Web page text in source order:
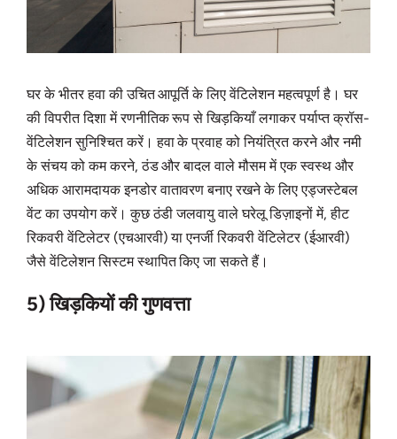
घर के भीतर हवा की उचित आपूर्ति के लिए वेंटिलेशन महत्वपूर्ण है। घर
की विपरीत दिशा में रणनीतिक रूप से खिड़कियाँ लगाकर पर्याप्त क्रॉस-
वेंटिलेशन सुनिश्चित करें। हवा के प्रवाह को नियंत्रित करने और नमी
के संचय को कम करने, ठंड और बादल वाले मौसम में एक स्वस्थ और
अधिक आरामदायक इनडोर वातावरण बनाए रखने के लिए एड्जस्टेबल
वेंट का उपयोग करें। कुछ ठंडी जलवायु वाले घरेलू डिज़ाइनों में, हीट
रिकवरी वेंटिलेटर (एचआरवी) या एनर्जी रिकवरी वेंटिलेटर (ईआरवी)
जैसे वेंटिलेशन सिस्टम स्थापित किए जा सकते हैं।
5) खिड़कियों की गुणवत्ता